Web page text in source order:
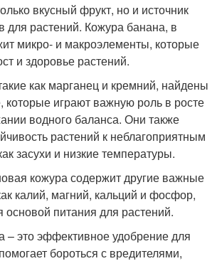
вкусный фрукт, но и источник
для растений. Кожура банана, в
микро- и макроэлементы, которые
и здоровье растений.
как марганец и кремний, найдены
которые играют важную роль в росте
водного баланса. Они также
растений к неблагоприятным
засухи и низкие температуры.
кожура содержит другие важные
калий, магний, кальций и фосфор,
основой питания для растений.
– это эффективное удобрение для
бороться с вредителями,